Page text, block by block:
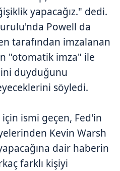
yapacağız." dedi.
Powell da
tarafından imzalanan
"otomatik imza" ile
duyduğunu
söyledi.
için ismi geçen, Fed'in
Kevin Warsh
dair haberin
farklı kişiyi